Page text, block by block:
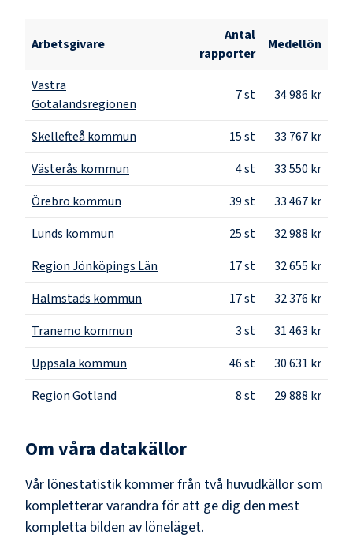
Arbetsgivare
Antal
rapporter
Medellön
Västra
Götalandsregionen
7st 34 986 kr
Skellefteå kommun 15st
33 767 kr
Västerås kommun
4st
33 550 kr
Örebro kommun
39st
33 467 kr
Lunds kommun
25st
32 988 kr
Region Jönköpings Län
17st
32 655 kr
Halmstads kommun
17st
32 376 kr
Tranemo kommun
3st
31 463 kr
Uppsala kommun
46st
30 631 kr
Region Gotland
8st 29 888 kr
Om våra datakällor
Vår lönestatistik kommer från två huvudkällor som
kompletterar varandra för att ge dig den mest
kompletta bilden av löneläget.